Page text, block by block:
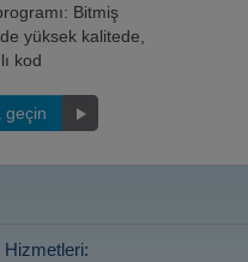
Bitmiş
yüksek kalitede,
kod
geçin
Hizmetleri: